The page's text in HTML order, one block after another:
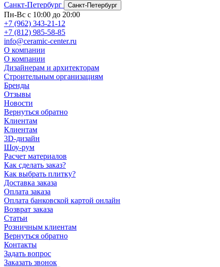
Санкт-Петербург
Санкт-Петербург
Пн-Вс с 10:00 до 20:00
+7 (962) 343-21-12
+7 (812) 985-58-85
info@ceramic-center.ru
О компании
О компании
Дизайнерам и архитекторам
Строительным организациям
Бренды
Отзывы
Новости
Вернуться обратно
Клиентам
Клиентам
3D-дизайн
Шоу-рум
Расчет материалов
Как сделать заказ?
Как выбрать плитку?
Доставка заказа
Оплата заказа
Оплата банковской картой онлайн
Возврат заказа
Статьи
Розничным клиентам
Вернуться обратно
Контакты
Задать вопрос
Заказать звонок